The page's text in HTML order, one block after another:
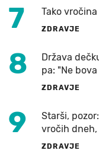
7 Tako
ZDRAVJE
8
Država
pa: "Ne
ZDRAVJE
9
Starši,
vročih dneh,
ZDRAVJE